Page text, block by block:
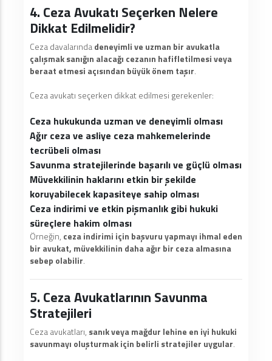
4. Ceza Avukatı Seçerken Nelere
Dikkat Edilmelidir?
Ceza davalarındadeneyimli ve uzman bir avukatla
çalışmak sanığın alacağı cezanın hafifletilmesi veya
beraat etmesi açısından büyük önem taşır.
Ceza avukatı seçerken dikkat edilmesi gerekenler:
Ceza hukukunda uzman ve deneyimli olması
Ağır ceza ve asliye ceza mahkemelerinde
tecrübeli olması
Savunma stratejilerinde başarılı ve güçlü olması
Müvekkilinin haklarını etkin bir şekilde
koruyabilecek kapasiteye sahip olması
Ceza indirimi ve etkin pişmanlık gibi hukuki
süreçlere hakim olması
Örneğin, ceza indirimi için başvuru yapmayı ihmal eden
bir avukat, müvekkilinin daha ağır bir ceza almasına
sebep olabilir.
5. Ceza Avukatlarının Savunma
Stratejileri
Ceza avukatları, sanık veya mağdur lehine en iyi hukuki
savunmayı oluşturmak için belirli stratejiler uygular.